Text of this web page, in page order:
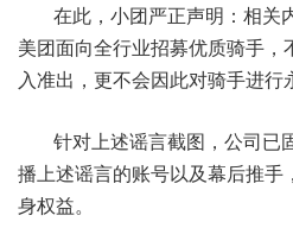
在此，小团严正声明：相关
美团面向全行业招募优质骑手
入准出，更不会因此对骑手进行
针对上述谣言截图，公司已
播上述谣言的账号以及幕后推手
身权益。